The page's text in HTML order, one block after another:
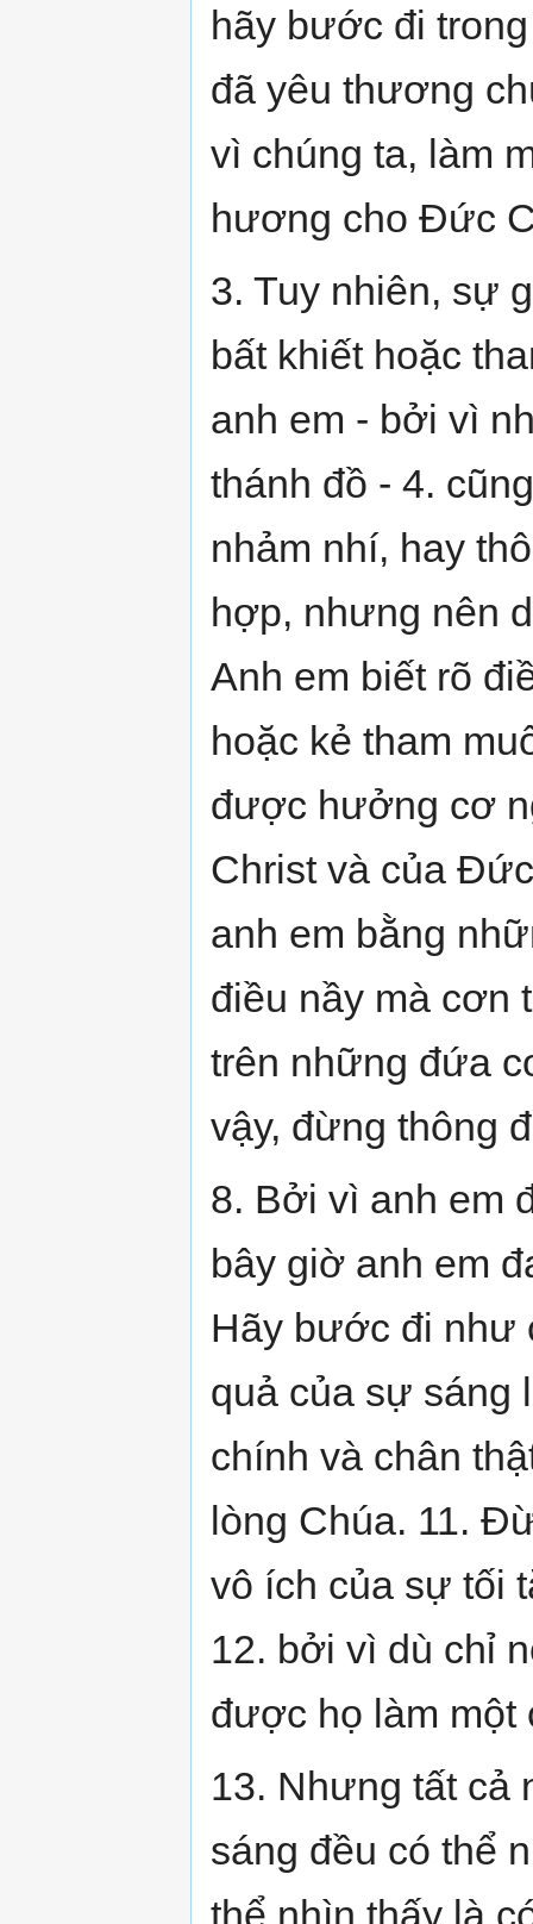
hãy bước đi
đã yêu thương
vì chúng ta, làm
hương cho Đức
3. Tuy nhiên, sự
bất khiết hoặc
anh em - bởi vì
thánh đồ - 4.
nhảm nhí, hay
hợp, nhưng nên
Anh em biết rõ
hoặc kẻ tham
được hưởng cơ
Christ và của
anh em bằng
điều nầy mà cơn
trên những đứa
vậy, đừng thông
8. Bởi vì anh em
bây giờ anh em
Hãy bước đi như
quả của sự sáng
chính và chân
lòng Chúa. 11.
vô ích của sự tối
12. bởi vì dù chỉ
được họ làm một
13. Nhưng tất
sáng đều có thể
thể nhìn thấy là